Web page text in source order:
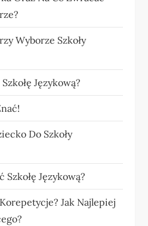
Wyborze Szkoły
Językową?
Do Szkoły
Szkołę Językową?
Jak Najlepiej